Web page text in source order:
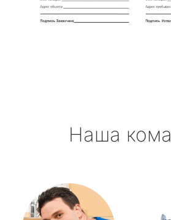
Наша